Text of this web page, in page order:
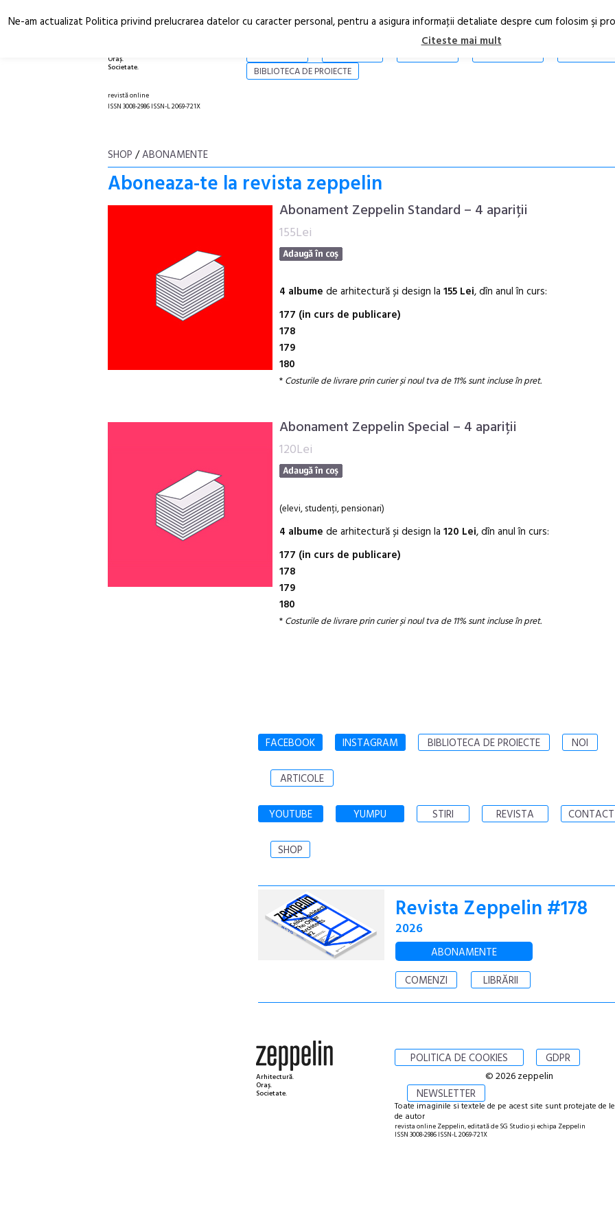
Oraș.
Societate.
BIBLIOTECA DE PROIECTE
revistă online
ISSN 3008-2986 ISSN-L 2069-721X
SHOP /ABONAMENTE
Aboneaza-te la revista zeppelin
Abonament Zeppelin Standard – 4 apariții
155Lei
4 albume de arhitectură și design la 155 Lei, dîn anul în curs:
177 (in curs de publicare)
178
179
180
*Costurile de livrare prin curier și noul tva de 11% sunt incluse în pret.
Abonament Zeppelin Special – 4 apariții
120Lei
(elevi, studenți, pensionari)
4 albume de arhitectură și design la 120 Lei, dîn anul în curs:
177 (in curs de publicare)
178
179
180
*Costurile de livrare prin curier și noul tva de 11% sunt incluse în pret.
FACEBOOK INSTAGRAM BIBLIOTECA DE PROIECTE NOI
ARTICOLE
YOUTUBE YUMPU STIRI REVISTA CONTACT
SHOP
Revista Zeppelin #178
2026
ABONAMENTE
COMENZI
LIBRĂRII
Arhitectură.
Oraș.
Societate.
POLITICA DE COOKIES GDPR
NEWSLETTER
© 2026 zeppelin
Toate imaginile si textele de pe acest site sunt protejate de
de autor
revista online Zeppelin, editată de SG Studio și echipa Zeppelin
ISSN 3008-2986 ISSN-L 2069-721X
Ne-am actualizat Politica privind prelucrarea datelor cu caracter personal, pentru a asigura informaţii detaliate despre cum folosim şi
Citeste mai mult